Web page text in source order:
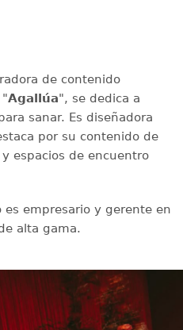
de contenido
"Agallúa", se dedica a
sanar. Es diseñadora
por su contenido de
espacios de encuentro
empresario y gerente en
alta gama.